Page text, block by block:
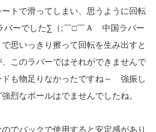
トで滑ってしまい、思うように回転
バーでした∑（;￣□￣Ａ 中国ラバー
思いっきり擦って回転を生み出すと
このラバーではそれができませんで
も物足りなかったですね～ 強振し
烈なボールはでませんでしたね。
でバックで使用すると安定感があり